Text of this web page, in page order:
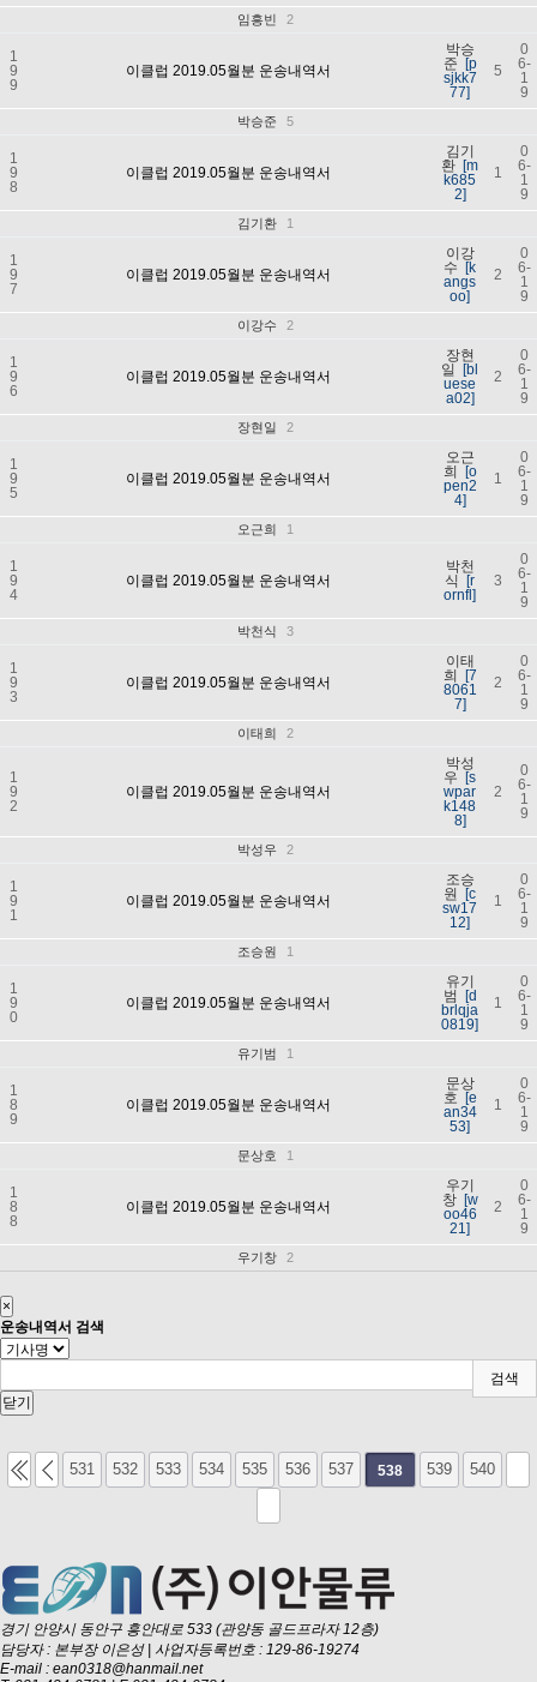
임흥빈 2
1
9
9
이클럽 2019.05월분 운송내역서
박승
준
[p
sjkk7
77]
5
0
6-
1
9
박승준 5
1
9
8
이클럽 2019.05월분 운송내역서
김기
환 [m
k685
2]
1
0
6-
1
9
김기환 1
1
9
7
이클럽 2019.05월분 운송내역서
이강
수
[k
angs
oo]
2
0
6-
1
9
이강수 2
1
9
6
이클럽 2019.05월분 운송내역서
장현
일
[bl
uese
a02]
2
0
6-
1
9
장현일 2
1
9
5
이클럽 2019.05월분 운송내역서
오근
희
[o
pen2
4]
1
0
6-
1
9
오근희 1
1
9
4
이클럽 2019.05월분 운송내역서
박천
식
[r
ornfl]
3
0
6-
1
9
박천식 3
1
9
3
이클럽 2019.05월분 운송내역서
이태
희
[7
8061
7]
2
0
6-
1
9
이태희 2
1
9
2
이클럽 2019.05월분 운송내역서
박성
우
[s
wpar
k148
8]
2
0
6-
1
9
박성우 2
1
9
1
이클럽 2019.05월분 운송내역서
조승
원
[c
sw17
12]
1
0
6-
1
9
조승원 1
1
9
0
이클럽 2019.05월분 운송내역서
유기
범
[d
brlqja
0819]
1
0
6-
1
9
유기범 1
1
8
9
이클럽 2019.05월분 운송내역서
문상
호
[e
an34
53]
1
0
6-
1
9
문상호 1
1
8
8
이클럽 2019.05월분 운송내역서
우기
창
[w
oo46
21]
2
0
6-
1
9
우기창 2
×
운송내역서 검색
검색
닫기
531 532 533 534 535 536 537 538 539 540
경기 안양시 동안구 흥안대로 533 (관양동 골드프라자 12층)
담당자 : 본부장 이은성
사업자등록번호 : 129-86-19274
E-mail : ean0318@hanmail.net